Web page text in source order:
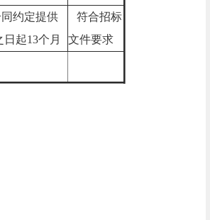
约定提供
日起13个月
符合招标
文件要求